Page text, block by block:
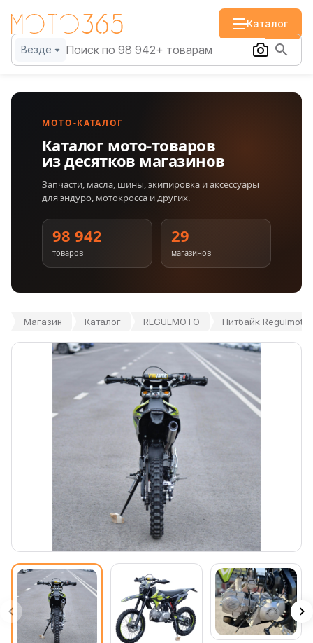
Каталог
Везде
МОТО-КАТАЛОГ
Каталог мото-товаров
из десятков магазинов
Запчасти, масла, шины, экипировка и аксессуары
для эндуро, мотокросса и других.
98 942
товаров
29
магазинов
Магазин Каталог REGULMOTO Питбайк Regulmoto